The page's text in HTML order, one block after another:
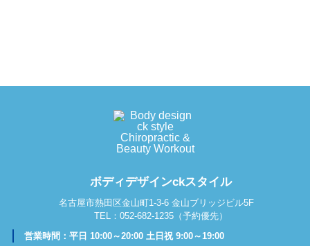
ボディデザインckスタイル
名古屋市熱田区金山町1-3-6 金山ブリッジビル5F
TEL：052-682-1235 （予約優先）
営業時間：平日 10:00～20:00 土日祝 9:00～19:00